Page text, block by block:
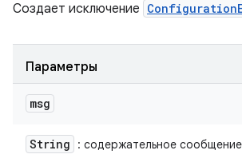
Создает исключение
Параметры
msg
String : содержательное